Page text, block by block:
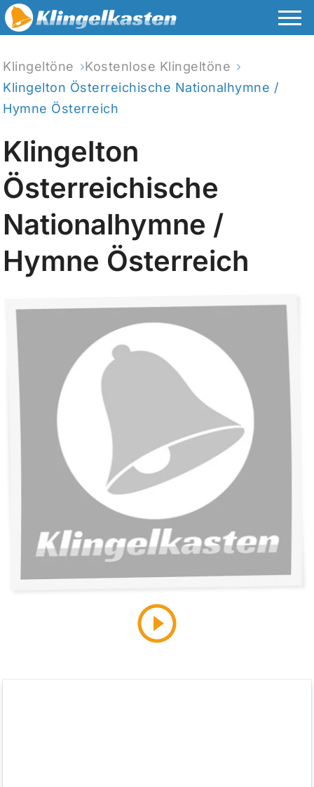
Klingeltöne
Kostenlose Klingeltöne
Klingelton Österreichische Nationalhymne /
Hymne Österreich
Klingelton
Österreichische
Nationalhymne /
Hymne Österreich